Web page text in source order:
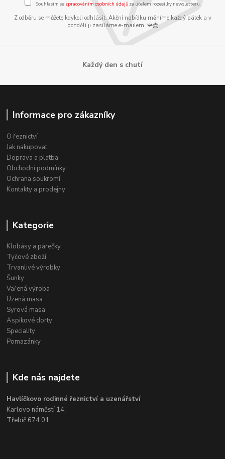
Souhlasím se zpracováním osobních údajůza účelem rozesílky newsletteru.
Z odběru se můžete kdykoli odhlásit. Akční nabídku měníme každý pátek a v
pondělí ji zasíláme e-mailem. 📯📩
Každý den s chutí
Informace pro zákazníky
O řeznictví
Jak nakupovat
Doprava a platba
Obchodní podmínky
Ochrana soukromí
Kontakty a prodejny
Kategorie
Klobásy a párečky
Tyčové zboží
Trvanlivé výrobky
Šunky
Vařená výroba
Uzená masa
Syrová masa
Aspikové dorty
Speciality
Pomazánky
Kde nás najdete
Havlíčkovo rodinné řeznictví a uzenářství
Karlovo náměstí 14,
Třebíč 674 01